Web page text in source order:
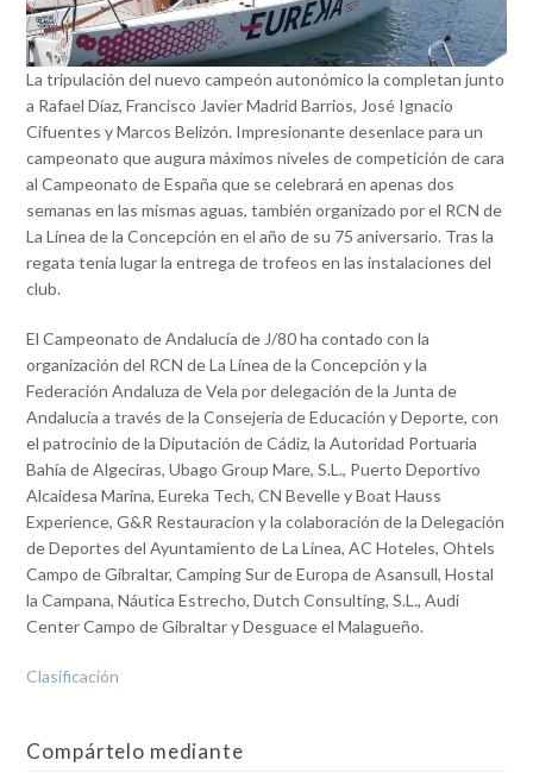
La tripulación del nuevo campeón autonómico la completan junto
a Rafael Díaz, Francisco Javier Madrid Barrios, José Ignacio
Cifuentes y Marcos Belizón. Impresionante desenlace para un
campeonato que augura máximos niveles de competición de cara
al Campeonato de España que se celebrará en apenas dos
semanas en las mismas aguas, también organizado por el RCN de
La Línea de la Concepción en el año de su 75 aniversario. Tras la
regata tenía lugar la entrega de trofeos en las instalaciones del
club.
El Campeonato de Andalucía de J/80 ha contado con la
organización del RCN de La Línea de la Concepción y la
Federación Andaluza de Vela por delegación de la Junta de
Andalucía a través de la Consejería de Educación y Deporte, con
el patrocinio de la Diputación de Cádiz, la Autoridad Portuaria
Bahía de Algeciras, Ubago Group Mare, S.L., Puerto Deportivo
Alcaidesa Marina, Eureka Tech, CN Bevelle y Boat Hauss
Experience, G&R Restauracion y la colaboración de la Delegación
de Deportes del Ayuntamiento de La Línea, AC Hoteles, Ohtels
Campo de Gibraltar, Camping Sur de Europa de Asansull, Hostal
la Campana, Náutica Estrecho, Dutch Consulting, S.L., Audi
Center Campo de Gibraltar y Desguace el Malagueño.
Clasificación
Compártelo mediante